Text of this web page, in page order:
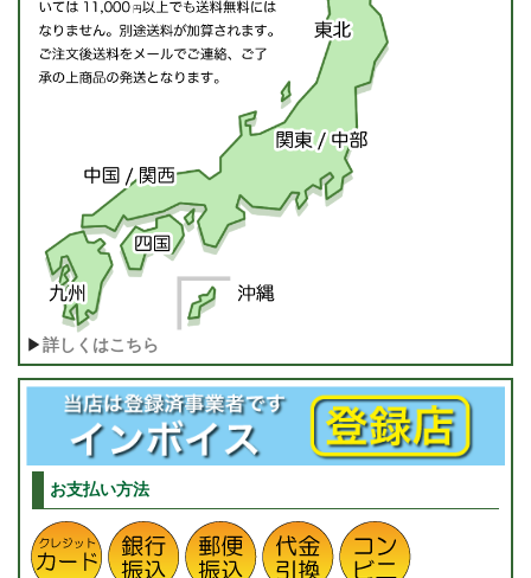
▶詳しくはこちら
お支払い方法